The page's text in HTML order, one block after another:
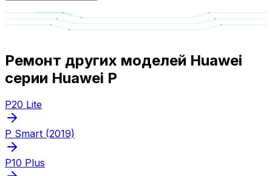
Ремонт других моделей Huawei
серии Huawei P
P20 Lite
P Smart (2019)
P10 Plus